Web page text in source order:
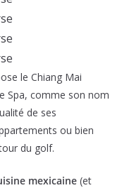
le Chiang Mai
Spa, comme son nom
de ses
ou bien
du golf.
mexicaine (et